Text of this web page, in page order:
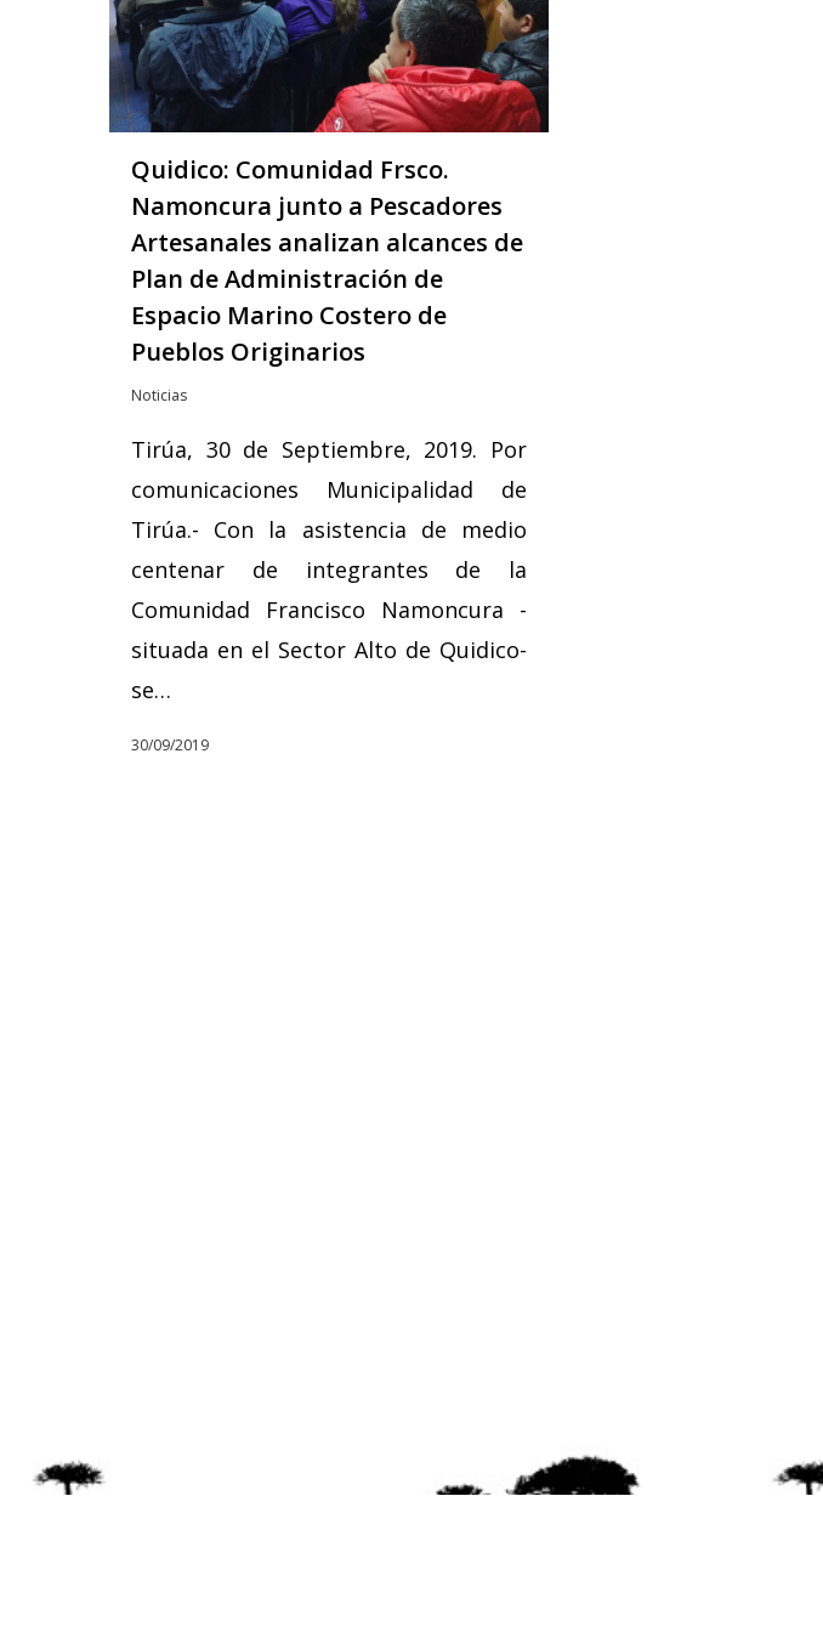
Quidico: Comunidad Frsco.
Namoncura junto a Pescadores
Artesanales analizan alcances de
Plan de Administración de
Espacio Marino Costero de
Pueblos Originarios
Noticias
Tirúa, 30 de Septiembre, 2019. Por
comunicaciones Municipalidad de
Tirúa.- Con la asistencia de medio
centenar de integrantes de la
Comunidad Francisco Namoncura -
situada en el Sector Alto de Quidico-
se…
30/09/2019